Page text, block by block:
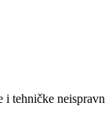
tehničke